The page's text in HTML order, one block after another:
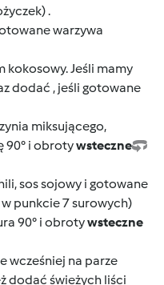
.
warzywa
kokosowy. Jeśli mamy
dodać , jeśli gotowane
miksującego,
90° i obrotywsteczne
sos sojowy i gotowane
punkcie 7 surowych)
90° i obrotywsteczne
wcześniej na parze
dodać świeżych liści